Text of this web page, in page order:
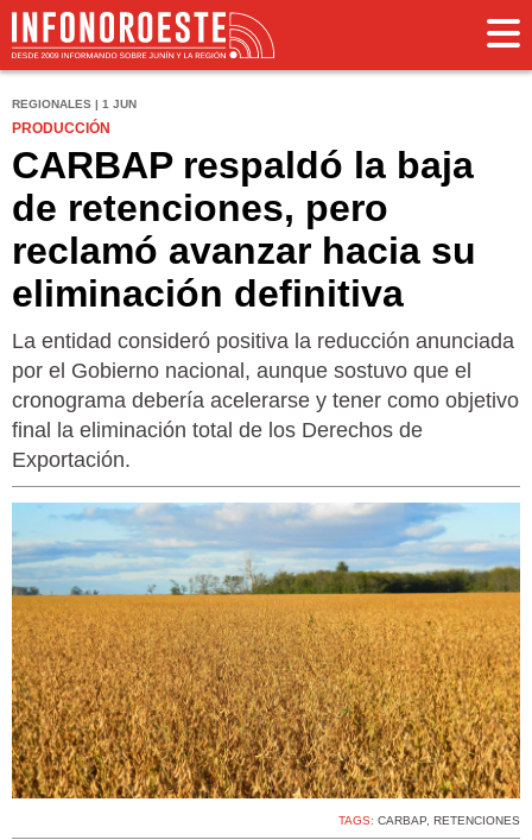
REGIONALES | 1 JUN
PRODUCCIÓN
CARBAP respaldó la baja
de retenciones, pero
reclamó avanzar hacia su
eliminación definitiva
La entidad consideró positiva la reducción anunciada
por el Gobierno nacional, aunque sostuvo que el
cronograma debería acelerarse y tener como objetivo
final la eliminación total de los Derechos de
Exportación.
TAGS: CARBAP, RETENCIONES